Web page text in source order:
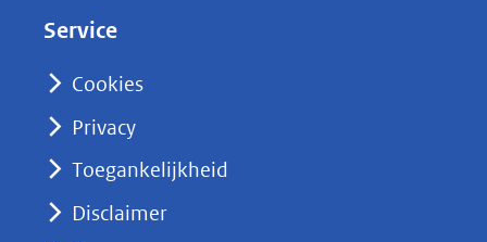
nieuw
Service
Cookies
Privacy
Toegankelijkheid
Disclaimer